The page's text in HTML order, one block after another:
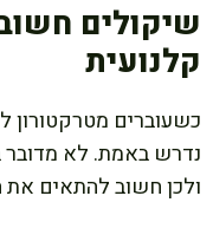
שיקולים
קלנועית
כשעוברים מטרקטורון
נדרש באמת. לא מדובר
ולכן חשוב להתאים את